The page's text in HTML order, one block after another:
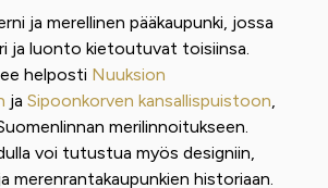
ja merellinen pääkaupunki, jossa
ja luonto kietoutuvat toisiinsa.
helposti Nuuksion
ja Sipoonkorven kansallispuistoon,
merilinnoitukseen.
voi tutustua myös designiin,
merenrantakaupunkien historiaan.